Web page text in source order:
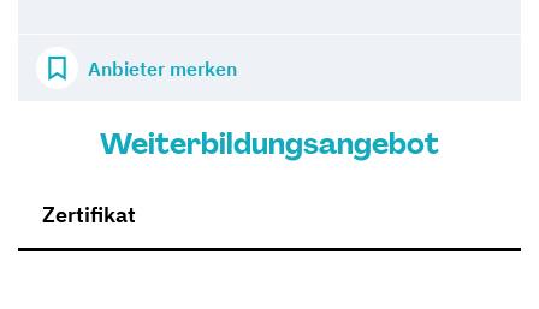
Anbieter merken
Weiterbildungsangebot
Zertifikat